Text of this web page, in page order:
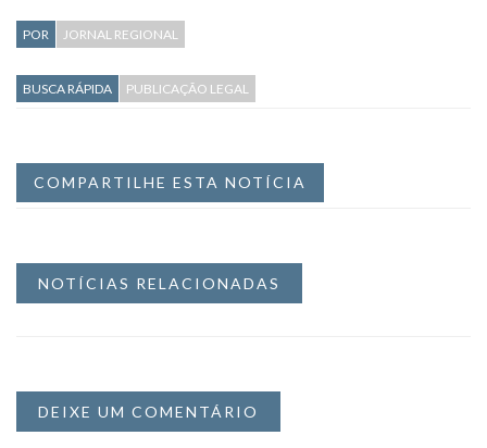
POR JORNAL REGIONAL
BUSCA RÁPIDA PUBLICAÇÃO LEGAL
COMPARTILHE ESTA NOTÍCIA
NOTÍCIAS RELACIONADAS
DEIXE UM COMENTÁRIO